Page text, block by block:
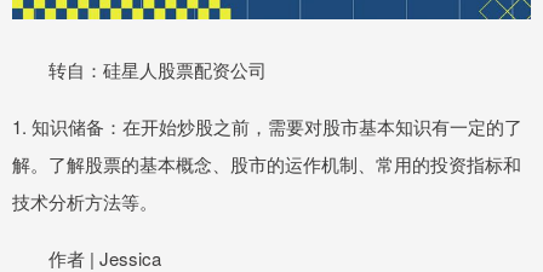
转自：硅星人股票配资公司
1. 知识储备：在开始炒股之前，需要对股市基本知识有一定的了
解。了解股票的基本概念、股市的运作机制、常用的投资指标和
技术分析方法等。
作者 | Jessica